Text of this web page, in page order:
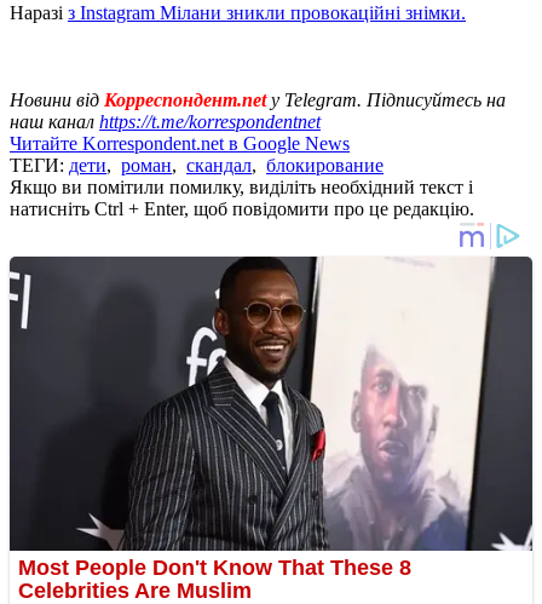
Наразі з Instagram Мілани зникли провокаційні знімки.
Новини від Корреспондент.netу Telegram. Підписуйтесь на
наш канал https://t.me/korrespondentnet
Читайте Korrespondent.net в Google News
ТЕГИ: дети, роман, скандал, блокирование
Якщо ви помітили помилку, виділіть необхідний текст і
натисніть Ctrl + Enter, щоб повідомити про це редакцію.